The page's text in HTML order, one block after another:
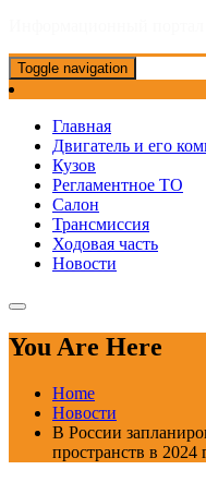
Toggle navigation
Главная
Двигатель и его
Кузов
Регламентное ТО
Салон
Трансмиссия
Ходовая часть
Новости
You Are Here
Home
Новости
В России
пространств в